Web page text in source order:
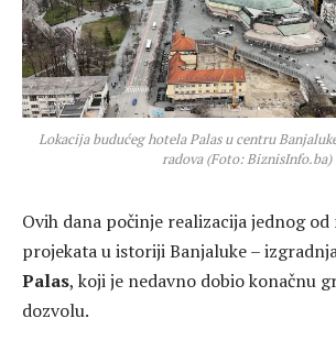
Lokacija budućeg hotela Palas u centru
radova (Foto: BiznisInfo.ba)
Ovih dana počinje realizacija jednog
projekata u istoriji Banjaluke –
Palas, koji je nedavno dobio konačnu
dozvolu.